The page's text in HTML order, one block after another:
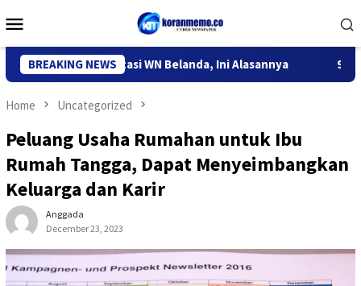
to
Menu
BREAKING NEWS
Deportasi WN Belanda, Ini Alasannya 9 Desa di 6
Home Uncategorized
Peluang Usaha Rumahan untuk Ibu
Rumah Tangga, Dapat Menyeimbangkan
Keluarga dan Karir
Anggada
December 23, 2023